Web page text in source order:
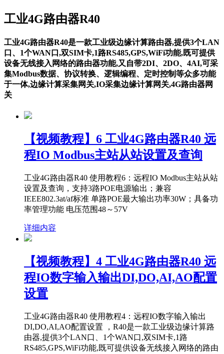
工业4G路由器R40
工业4G路由器R40是一款工业级边缘计算路由器,提供3个LAN
口、1个WAN口,双SIM卡,1路RS485,GPS,WiFi功能,既可提供
设备无线接入网络的路由器功能,又自带2DI、2DO、4AI,可采
集Modbus数据、协议转换、逻辑编程、定时控制等众多功能
于一体,边缘计算采集网关,IO采集边缘计算网关,4G路由器网
关
【视频教程】6 工业4G路由器R40 远
程IO Modbus主站从站设置及查询
工业4G路由器R40 使用教程6：远程IO Modbus主站从站
设置及查询，支持3路POE电源输出；兼容
IEEE802.3at/af标准 单路POE最大输出功率30W；具备功
率管理功能 电压范围48～57V
详细内容
【视频教程】4 工业4G路由器R40 远
程IO数字输入输出DI,DO,AI,AO配置
设置
工业4G路由器R40 使用教程4：远程IO数字输入输出
DI,DO,AI,AO配置设置 ，R40是一款工业级边缘计算路
由器,提供3个LAN口、1个WAN口,双SIM卡,1路
RS485,GPS,WiFi功能,既可提供设备无线接入网络的路由